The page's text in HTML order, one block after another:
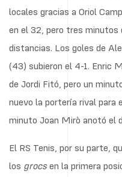
locales gracias a Oriol
en el 32, pero tres minutos
distancias. Los goles de
(43) subieron el 4-1. Enric
de Jordi Fitó, pero un
nuevo la portería rival para
minuto Joan Mirò anotó el
El RS Tenis, por su parte,
los grocsen la primera